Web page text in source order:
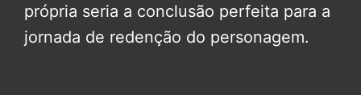
própria seria a conclusão perfeita para a
jornada de redenção do personagem.